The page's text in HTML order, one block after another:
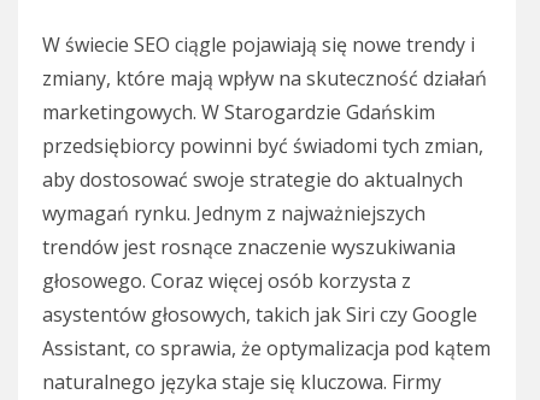
W świecie SEO ciągle pojawiają się nowe trendy i
zmiany, które mają wpływ na skuteczność działań
marketingowych. W Starogardzie Gdańskim
przedsiębiorcy powinni być świadomi tych zmian,
aby dostosować swoje strategie do aktualnych
wymagań rynku. Jednym z najważniejszych
trendów jest rosnące znaczenie wyszukiwania
głosowego. Coraz więcej osób korzysta z
asystentów głosowych, takich jak Siri czy Google
Assistant, co sprawia, że optymalizacja pod kątem
naturalnego języka staje się kluczowa. Firmy